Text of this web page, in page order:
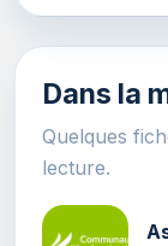
Dans la
Quelques
lecture.